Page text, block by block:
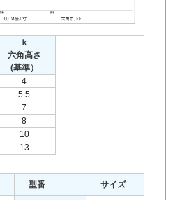
ｋ
六角高さ
(基準）
4
5.5
7
8
10
13
型番 サイズ